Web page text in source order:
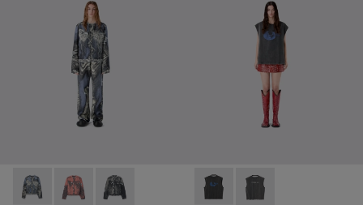
DISTORTED PRINT DISTRESSED DENIM JACKET -
DISTORTED PRINT DISTRESSED DENIM
DISTORTED PRINT DISTRESSED DENIM
ARTWORK SLEEVLESS
ARTWORK